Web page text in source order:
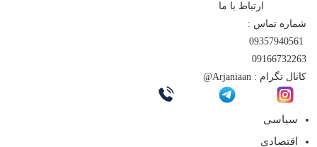
ارتباط با ما
شماره تماس :
09166732263
کانال تگرام : Arjaniaan@
سیاسی
اقتصادی